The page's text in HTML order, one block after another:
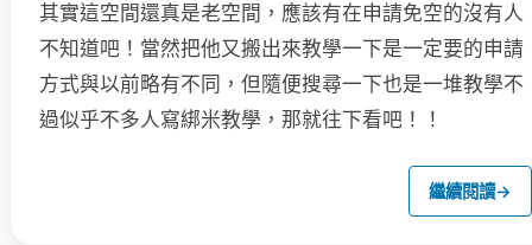
其實這空間還真是老空間，應該有在申請免空的沒有人
不知道吧！當然把他又搬出來教學一下是一定要的申請
方式與以前略有不同，但隨便搜尋一下也是一堆教學不
過似乎不多人寫綁米教學，那就往下看吧！！
繼續閱讀→